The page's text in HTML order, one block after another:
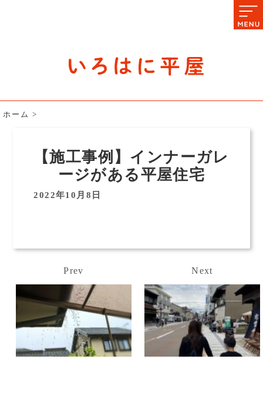
ホーム >
【施工事例】インナーガレ
ージがある平屋住宅
2022年10月8日
Prev Next